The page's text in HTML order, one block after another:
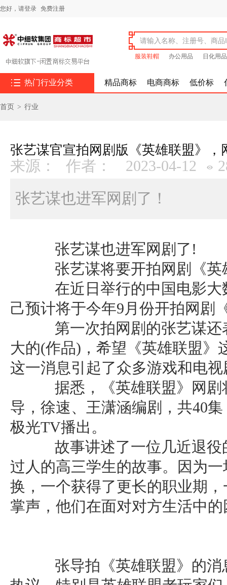
您好， 请登录 免费注册
服装鞋帽 办公用品 日化用品
 热门行业分类 精品商标 电商商标 低价标
首页 > 行业
张艺谋官宣拍网剧版《英雄联盟》，
来源： 作者： 2023-04-12
张艺谋也进军网剧了！
张艺谋也进军网剧了!
张艺谋将要开拍网剧《英
在近日举行的中国电影大
己预计将于今年9月份开拍网剧
第一次拍网剧的张艺谋还
大的(作品)，希望《英雄联盟》
这一消息引起了众多游戏和电
据悉，《英雄联盟》网剧
导，徐速、王潇涵编剧，共40
极光TV播出。
故事讲述了一位几近退役
过人的高三学生的故事。因为
换，一个获得了更长的职业期
掌声，他们在面对对方生活中
张导拍《英雄联盟》的消